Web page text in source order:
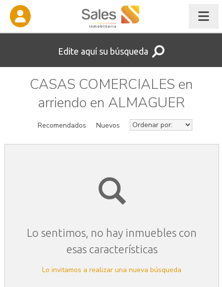
Edite aquí su búsqueda
CASAS COMERCIALES en
arriendo en ALMAGUER
Recomendados Nuevos
Lo sentimos, no hay inmuebles con
esas características
Lo invitamos a realizar una nueva búsqueda